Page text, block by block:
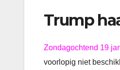
Trump
Zondagochtend 19
voorlopig niet